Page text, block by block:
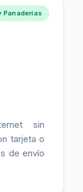
Panaderías
sin
tarjeta o
de envío